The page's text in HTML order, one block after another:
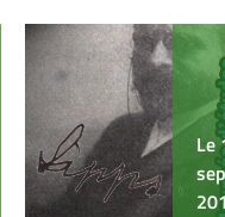
Le